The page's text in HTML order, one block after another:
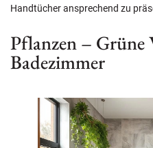
Handtücher ansprechend zu
Pflanzen – Grüne
Badezimmer